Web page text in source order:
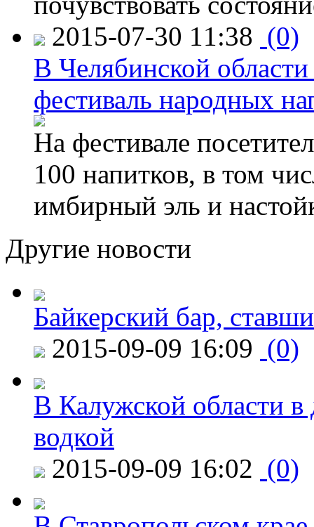
2015-07-30 11:38 (0)
В Челябинской
фестиваль народных
На фестивале
100 напитков, в том
имбирный эль и
Другие новости
Байкерский бар,
2015-09-09 16:09 (0)
В Калужской области в
водкой
2015-09-09 16:02 (0)